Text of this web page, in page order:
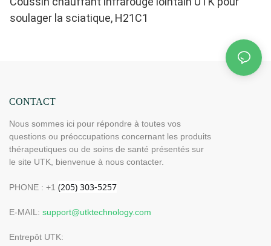
soulager la sciatique, H21C1
CONTACT
Nous sommes ici pour répondre à toutes vos
questions ou préoccupations concernant les produits
thérapeutiques ou de soins de santé présentés sur
le site UTK, bienvenue à nous contacter.
PHONE : +1
E-MAIL: support@utktechnology.com
Entrepôt UTK: